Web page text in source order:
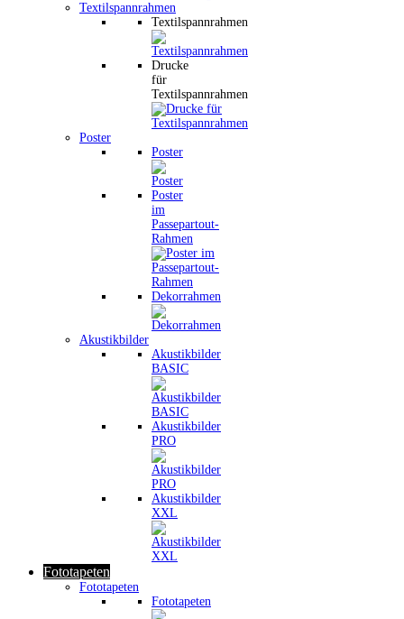
Textilspannrahmen
Textilspannrahmen
Drucke
für
Textilspannrahmen
Poster
Poster
Poster
im
Passepartout-
Rahmen
Dekorrahmen
Akustikbilder
Akustikbilder
BASIC
Akustikbilder
PRO
Akustikbilder
XXL
Fototapeten
Fototapeten
Fototapeten